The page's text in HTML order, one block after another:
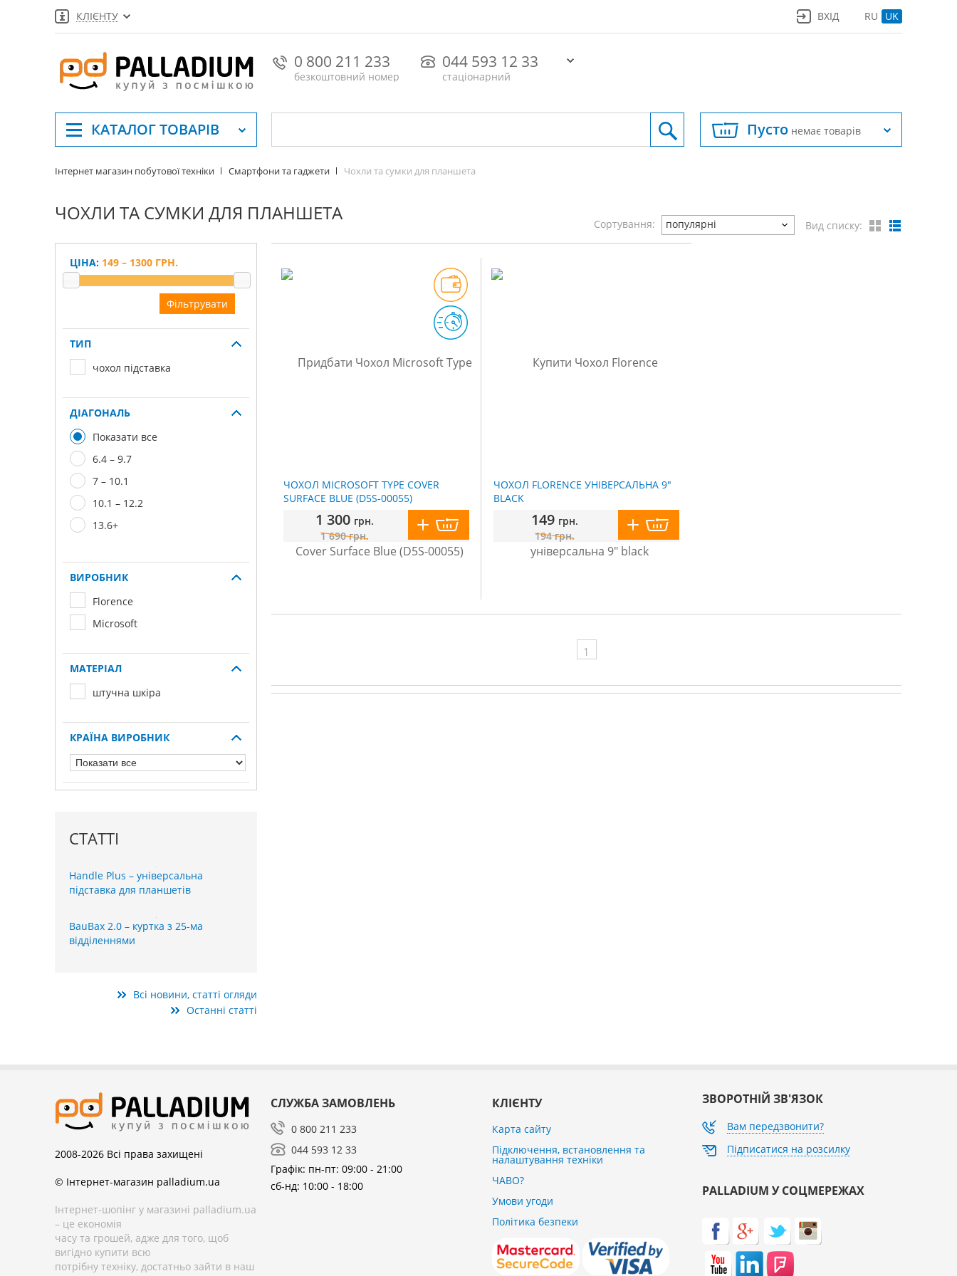
КЛІЄНТУ RU UK
ВХІД
0 800 211 233
безкоштовний номер
044 593 12 33
стаціонарний
КАТАЛОГТОВАРІВ Пусто немає товарів
Інтернет магазин побутової техніки Смартфони та гаджети Чохли та сумки для планшета
ЧОХЛИ ТА СУМКИ ДЛЯ ПЛАНШЕТА популярні
Сортування: Вид списку:
ЦІНА: 149 – 1300 ГРН.
Фільтрувати
ТИП
чохол підставка
ДІАГОНАЛЬ
Показати все
6.4 – 9.7
7 – 10.1
10.1 – 12.2
13.6+
ВИРОБНИК
Florence
Microsoft
МАТЕРІАЛ
штучна шкіра
КРАЇНА ВИРОБНИК
СТАТТІ
Handle Plus – універсальна
підставка для планшетів
BauBax 2.0 – куртка з 25-ма
відділеннями
Всі новини, статті огляди
Останні статті
ЧОХОЛ MICROSOFT TYPE COVER
SURFACE BLUE (D5S-00055)
1 300 грн.
1 690грн.
ЧОХОЛ FLORENCE УНІВЕРСАЛЬНА 9"
BLACK
149 грн.
194грн.
1
2008-2026 Всі права захищені
© Інтернет-магазин palladium.ua
Інтернет-шопінг у магазині palladium.ua
– це економія
часу та грошей, адже для того, щоб
вигідно купити всю
потрібну техніку, достатньо зайти в наш
СЛУЖБА ЗАМОВЛЕНЬ
0 800 211 233
044 593 12 33
Графік: пн-пт: 09:00 - 21:00
сб-нд: 10:00 - 18:00
КЛІЄНТУ
Карта сайту
Підключення, встановлення та
налаштування техніки
ЧАВО?
Умови угоди
Політика безпеки
ЗВОРОТНІЙ ЗВ'ЯЗОК
Вам передзвонити?
Підписатися на розсилку
PALLADIUM У СОЦМЕРЕЖАХ